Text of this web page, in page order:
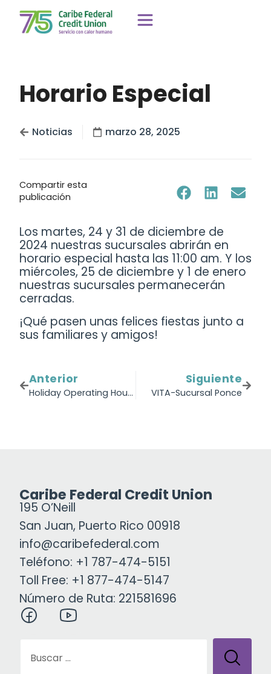
Horario Especial
Noticias marzo 28, 2025
Compartir esta
publicación
Los martes, 24 y 31 de diciembre de
2024 nuestras sucursales abrirán en
horario especial hasta las 11:00 am. Y los
miércoles, 25 de diciembre y 1 de enero
nuestras sucursales permanecerán
cerradas.
¡Qué pasen unas felices fiestas junto a
sus familiares y amigos!
Anterior
Holiday Operating Hours
Siguiente
VITA-Sucursal Ponce
Caribe Federal Credit Union
195 O’Neill
San Juan, Puerto Rico 00918
info@caribefederal.com
Teléfono: +1 787-474-5151
Toll Free: +1 877-474-5147
Número de Ruta: 221581696